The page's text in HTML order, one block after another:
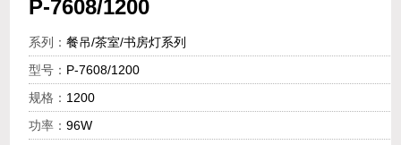
P-7608/1200
系列： 餐吊/茶室/书房灯系列
型号： P-7608/1200
规格： 1200
功率： 96W